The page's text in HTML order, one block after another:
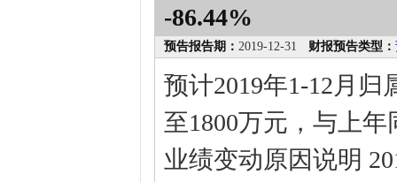
-86.44%
预告报告期： 2019-12-31 财报预告类型：
预计2019年1-12月
至1800万元，与上年
业绩变动原因说明